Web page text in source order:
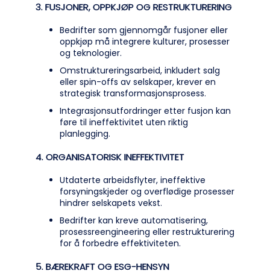
3. FUSJONER, OPPKJØP OG RESTRUKTURERING
Bedrifter som gjennomgår fusjoner eller
oppkjøp må integrere kulturer, prosesser
og teknologier.
Omstruktureringsarbeid, inkludert salg
eller spin-offs av selskaper, krever en
strategisk transformasjonsprosess.
Integrasjonsutfordringer etter fusjon kan
føre til ineffektivitet uten riktig
planlegging.
4. ORGANISATORISK INEFFEKTIVITET
Utdaterte arbeidsflyter, ineffektive
forsyningskjeder og overflødige prosesser
hindrer selskapets vekst.
Bedrifter kan kreve automatisering,
prosessreengineering eller restrukturering
for å forbedre effektiviteten.
5. BÆREKRAFT OG ESG-HENSYN